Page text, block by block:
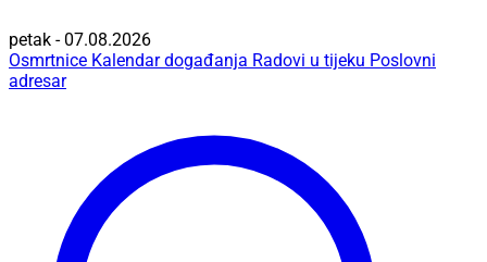
petak - 07.08.2026
Osmrtnice Kalendar događanja Radovi u tijeku Poslovni
adresar